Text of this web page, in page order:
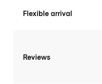
Flexible arrival
Reviews